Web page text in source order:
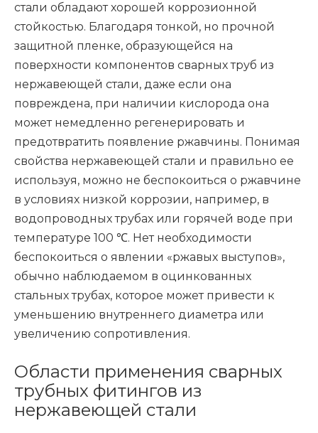
стали обладают хорошей коррозионной
стойкостью. Благодаря тонкой, но прочной
защитной пленке, образующейся на
поверхности компонентов сварных труб из
нержавеющей стали, даже если она
повреждена, при наличии кислорода она
может немедленно регенерировать и
предотвратить появление ржавчины. Понимая
свойства нержавеющей стали и правильно ее
используя, можно не беспокоиться о ржавчине
в условиях низкой коррозии, например, в
водопроводных трубах или горячей воде при
температуре 100 ℃. Нет необходимости
беспокоиться о явлении «ржавых выступов»,
обычно наблюдаемом в оцинкованных
стальных трубах, которое может привести к
уменьшению внутреннего диаметра или
увеличению сопротивления.
Области применения сварных
трубных фитингов из
нержавеющей стали